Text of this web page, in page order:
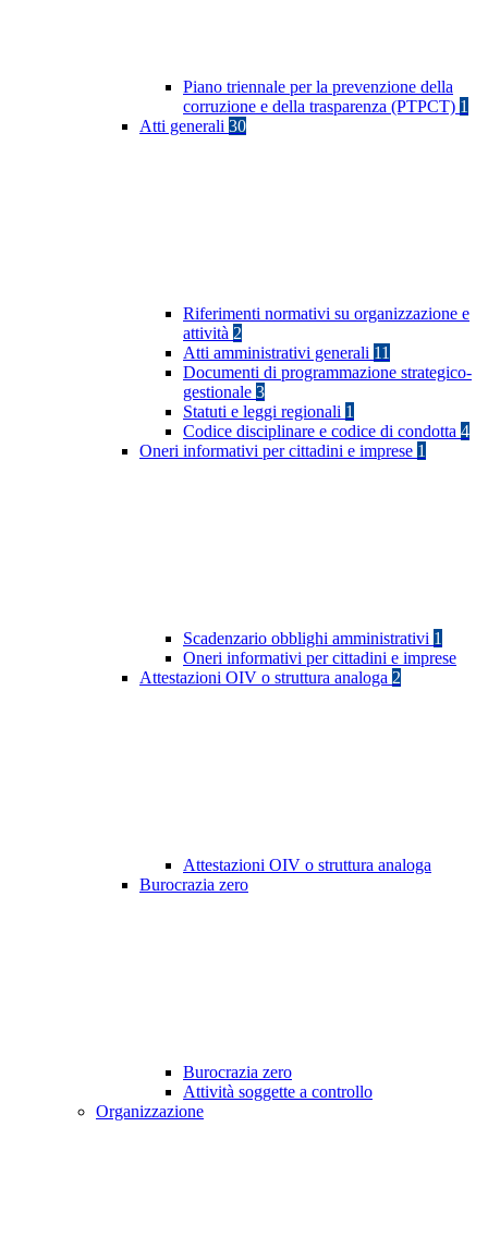
Piano triennale per la prevenzione della
corruzione e della trasparenza (PTPCT) 1
Atti generali 30
Riferimenti normativi su organizzazione e
attività 2
Atti amministrativi generali 11
Documenti di programmazione strategico-
gestionale 3
Statuti e leggi regionali 1
Codice disciplinare e codice di condotta 4
Oneri informativi per cittadini e imprese 1
Scadenzario obblighi amministrativi 1
Oneri informativi per cittadini e imprese
Attestazioni OIV o struttura analoga 2
Attestazioni OIV o struttura analoga
Burocrazia zero
Burocrazia zero
Attività soggette a controllo
Organizzazione